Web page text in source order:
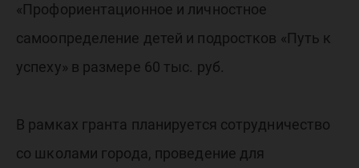
«Профориентационное и личностное
самоопределение детей и подростков «Путь к
успеху» в размере 60 тыс. руб.
В рамках гранта планируется сотрудничество
со школами города, проведение для